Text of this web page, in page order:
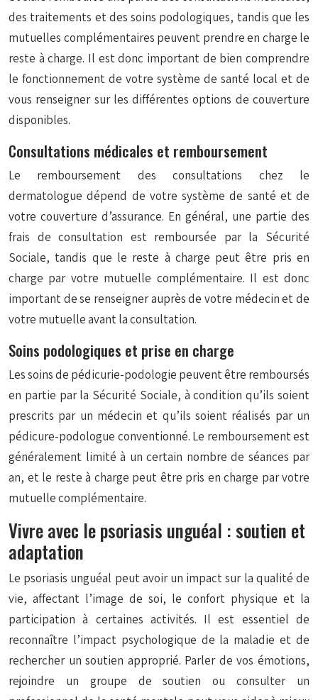
des traitements et des soins podologiques, tandis que les
mutuelles complémentaires peuvent prendre en charge le
reste à charge. Il est donc important de bien comprendre
le fonctionnement de votre système de santé local et de
vous renseigner sur les différentes options de couverture
disponibles.
Consultations médicales et remboursement
Le remboursement des consultations chez le
dermatologue dépend de votre système de santé et de
votre couverture d’assurance. En général, une partie des
frais de consultation est remboursée par la Sécurité
Sociale, tandis que le reste à charge peut être pris en
charge par votre mutuelle complémentaire. Il est donc
important de se renseigner auprès de votre médecin et de
votre mutuelle avant la consultation.
Soins podologiques et prise en charge
Les soins de pédicurie-podologie peuvent être remboursés
en partie par la Sécurité Sociale, à condition qu’ils soient
prescrits par un médecin et qu’ils soient réalisés par un
pédicure-podologue conventionné. Le remboursement est
généralement limité à un certain nombre de séances par
an, et le reste à charge peut être pris en charge par votre
mutuelle complémentaire.
Vivre avec le psoriasis unguéal : soutien et
adaptation
Le psoriasis unguéal peut avoir un impact sur la qualité de
vie, affectant l’image de soi, le confort physique et la
participation à certaines activités. Il est essentiel de
reconnaître l’impact psychologique de la maladie et de
rechercher un soutien approprié. Parler de vos émotions,
rejoindre un groupe de soutien ou consulter un